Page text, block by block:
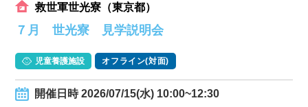
救世軍世光寮（東京都）
７月 世光寮 見学説明会
児童養護施設 オフライン(対面)
開催日時 2026/07/15(水) 10:00~12:30